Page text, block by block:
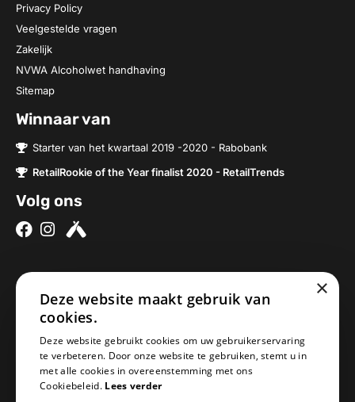
Privacy Policy
Veelgestelde vragen
Zakelijk
NVWA Alcoholwet handhaving
Sitemap
Winnaar van
Starter van het kwartaal 2019 -2020 - Rabobank
RetailRookie of the Year finalist 2020 - RetailTrends
Volg ons
Over ons
Brouwerijen
Onze bieren
Onze bierpakketten
Biercheque inleveren
5076SV Haaren
Nederland
info@geheimbiertje.nl
×
Deze website maakt gebruik van
cookies.
Deze website gebruikt cookies om uw gebruikerservaring
te verbeteren. Door onze website te gebruiken, stemt u in
met alle cookies in overeenstemming met ons
Cookiebeleid. Lees verder